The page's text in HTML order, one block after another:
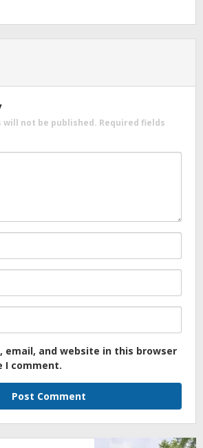
will not be published. Required fields
email, and website in this browser
I comment.